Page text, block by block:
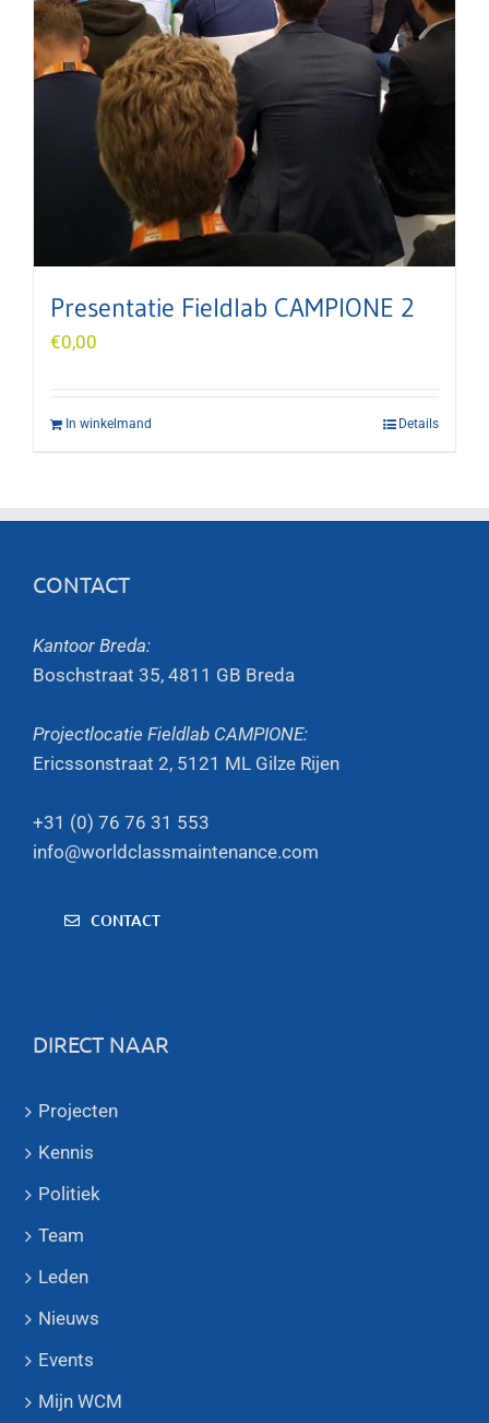
Presentatie Fieldlab CAMPIONE 2
€0,00
In winkelmand Details
CONTACT
Kantoor Breda:
Boschstraat 35, 4811 GB Breda
Projectlocatie Fieldlab CAMPIONE:
Ericssonstraat 2, 5121 ML Gilze Rijen
+31 (0) 76 76 31 553
info@worldclassmaintenance.com
CONTACT
DIRECT NAAR
Projecten
Kennis
Politiek
Team
Leden
Nieuws
Events
Mijn WCM